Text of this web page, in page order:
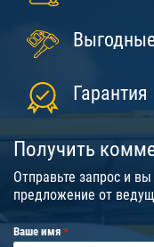
Гарантия
Получить
Отправьте запрос и
предложение от
Ваше имя